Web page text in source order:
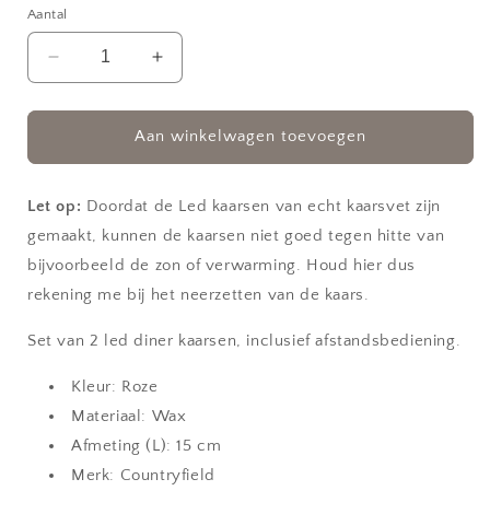
Aantal
Aantal
verlagen
voor
small
van
2
Aantal
verhogen
voor
Led
small
van
2
Aan winkelwagen toevoegen
Let op: Doordat de Led kaarsen van echt kaarsvet zijn
gemaakt, kunnen de kaarsen niet goed tegen hitte van
bijvoorbeeld de zon of verwarming. Houd hier dus
rekening me bij het neerzetten van de kaars.
Set van 2 led diner kaarsen, inclusief afstandsbediening.
Kleur: Roze
Materiaal: Wax
Afmeting (L): 15 cm
Merk: Countryfield